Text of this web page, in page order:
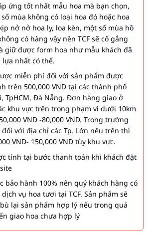
ứng tốt nhất mẫu hoa mà bạn chọn,
mùa không có loại hoa đó hoặc hoa
nở nở hoa ly, loa kèn, một số mùa hồ
có hàng vậy nên TCF sẽ cố gắng
giữ được form hoa như mẫu khách đã
nhất có thể.
miễn phí đối với sản phẩm được
trên 500,000 VND tại các thành phố
TpHCM, Đà Nẵng. Đơn hàng giao ở
khu vực trên trong phạm vi dưới 10km
VND -80,000 VND. Trong trường
với địa chỉ các Tp. Lớn nêu trên thì
VND- 150,000 VND tùy khu vực.
tính tại bước thanh toán khi khách đặt
bảo hành 100% nên quý khách hàng có
vụ hoa tươi tại TCF. Sản phẩm sẽ
lại sản phẩm hợp lý nếu trong quá
giao hoa chưa hợp lý